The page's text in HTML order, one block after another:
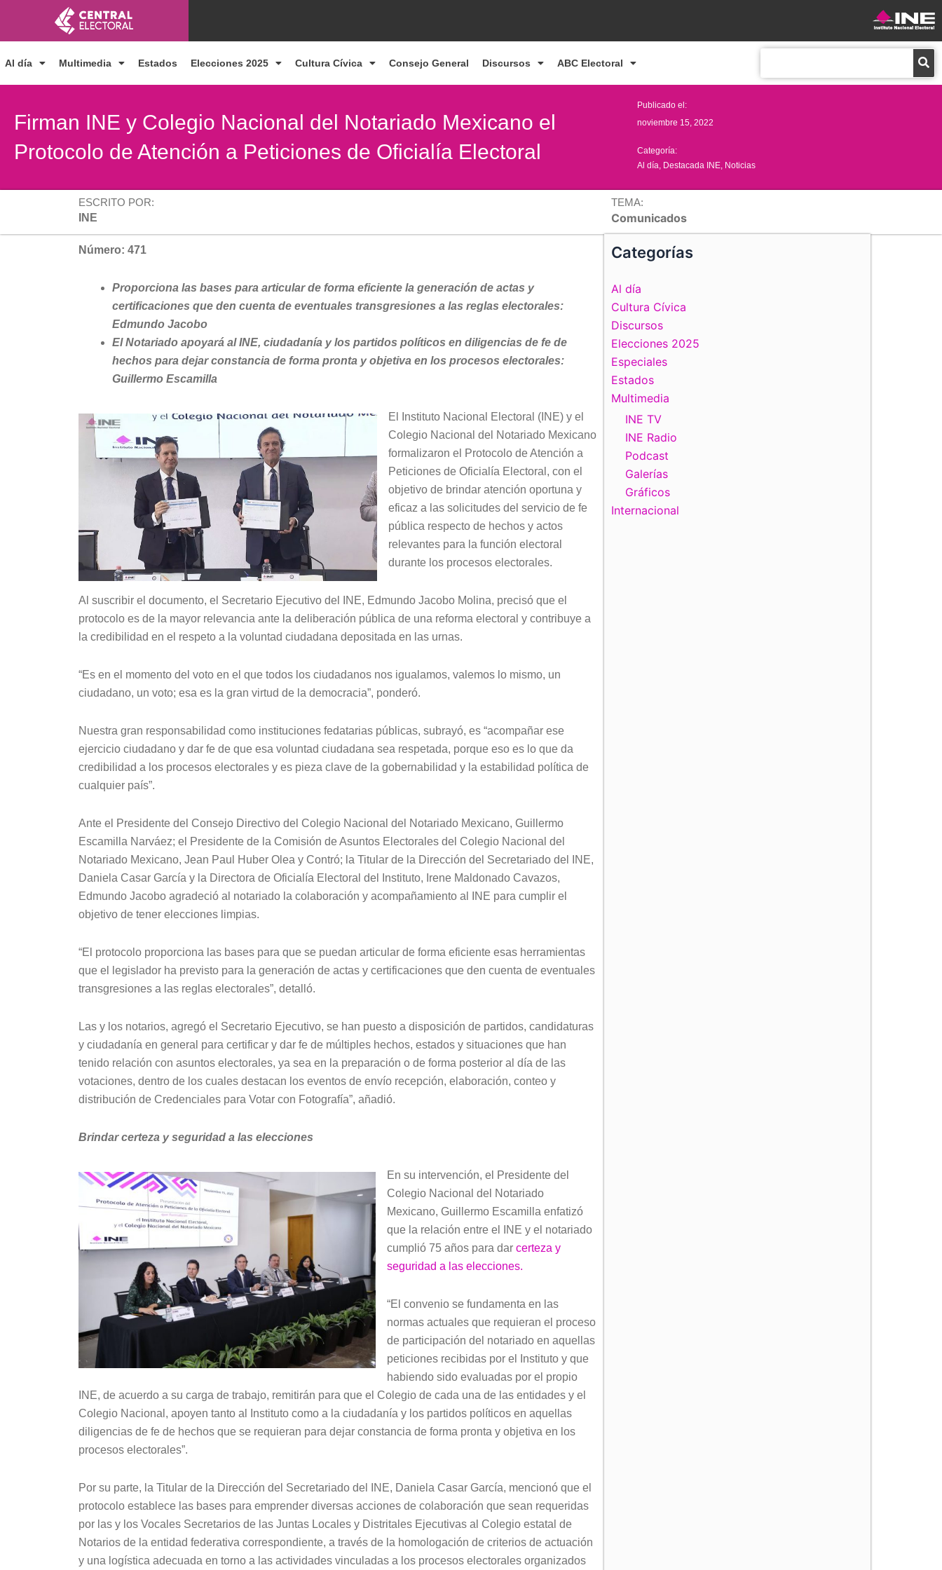
contenido
Al día Multimedia Estados Elecciones 2025 Cultura Cívica Consejo General Discursos ABC Electoral
Firman INE y Colegio Nacional del Notariado Mexicano el
Protocolo de Atención a Peticiones de Oficialía Electoral
Publicado el:
noviembre 15, 2022
Categoría:
Al día Destacada INE Noticias
ESCRITO POR:
INE
TEMA:
Comunicados
Número: 471
Proporciona las bases para articular de forma eficiente la generación de actas y
certificaciones que den cuenta de eventuales transgresiones a las reglas electorales:
Edmundo Jacobo
El Notariado apoyará al INE, ciudadanía y los partidos políticos en diligencias de fe de
hechos para dejar constancia de forma pronta y objetiva en los procesos electorales:
Guillermo Escamilla
El Instituto Nacional Electoral (INE) y el
Colegio Nacional del Notariado Mexicano
formalizaron el Protocolo de Atención a
Peticiones de Oficialía Electoral, con el
objetivo de brindar atención oportuna y
eficaz a las solicitudes del servicio de fe
pública respecto de hechos y actos
relevantes para la función electoral
durante los procesos electorales.
Al suscribir el documento, el Secretario Ejecutivo del INE, Edmundo Jacobo Molina, precisó que el
protocolo es de la mayor relevancia ante la deliberación pública de una reforma electoral y contribuye a
la credibilidad en el respeto a la voluntad ciudadana depositada en las urnas.
“Es en el momento del voto en el que todos los ciudadanos nos igualamos, valemos lo mismo, un
ciudadano, un voto; esa es la gran virtud de la democracia”, ponderó.
Nuestra gran responsabilidad como instituciones fedatarias públicas, subrayó, es “acompañar ese
ejercicio ciudadano y dar fe de que esa voluntad ciudadana sea respetada, porque eso es lo que da
credibilidad a los procesos electorales y es pieza clave de la gobernabilidad y la estabilidad política de
cualquier país”.
Ante el Presidente del Consejo Directivo del Colegio Nacional del Notariado Mexicano, Guillermo
Escamilla Narváez; el Presidente de la Comisión de Asuntos Electorales del Colegio Nacional del
Notariado Mexicano, Jean Paul Huber Olea y Contró; la Titular de la Dirección del Secretariado del INE,
Daniela Casar García y la Directora de Oficialía Electoral del Instituto, Irene Maldonado Cavazos,
Edmundo Jacobo agradeció al notariado la colaboración y acompañamiento al INE para cumplir el
objetivo de tener elecciones limpias.
“El protocolo proporciona las bases para que se puedan articular de forma eficiente esas herramientas
que el legislador ha previsto para la generación de actas y certificaciones que den cuenta de eventuales
transgresiones a las reglas electorales”, detalló.
Las y los notarios, agregó el Secretario Ejecutivo, se han puesto a disposición de partidos, candidaturas
y ciudadanía en general para certificar y dar fe de múltiples hechos, estados y situaciones que han
tenido relación con asuntos electorales, ya sea en la preparación o de forma posterior al día de las
votaciones, dentro de los cuales destacan los eventos de envío recepción, elaboración, conteo y
distribución de Credenciales para Votar con Fotografía”, añadió.
Brindar certeza y seguridad a las elecciones
En su intervención, el Presidente del
Colegio Nacional del Notariado
Mexicano, Guillermo Escamilla enfatizó
que la relación entre el INE y el notariado
cumplió 75 años para dar certeza y
seguridad a las elecciones.
“El convenio se fundamenta en las
normas actuales que requieran el proceso
de participación del notariado en aquellas
peticiones recibidas por el Instituto y que
habiendo sido evaluadas por el propio
INE, de acuerdo a su carga de trabajo, remitirán para que el Colegio de cada una de las entidades y el
Colegio Nacional, apoyen tanto al Instituto como a la ciudadanía y los partidos políticos en aquellas
diligencias de fe de hechos que se requieran para dejar constancia de forma pronta y objetiva en los
procesos electorales”.
Por su parte, la Titular de la Dirección del Secretariado del INE, Daniela Casar García, mencionó que el
protocolo establece las bases para emprender diversas acciones de colaboración que sean requeridas
por las y los Vocales Secretarios de las Juntas Locales y Distritales Ejecutivas al Colegio estatal de
Notarios de la entidad federativa correspondiente, a través de la homologación de criterios de actuación
y una logística adecuada en torno a las actividades vinculadas a los procesos electorales organizados
Categorías
Al día
Cultura Cívica
Discursos
Elecciones 2025
Especiales
Estados
Multimedia
INE TV
INE Radio
Podcast
Galerías
Gráficos
Internacional